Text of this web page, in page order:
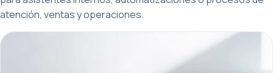
atención, ventas y operaciones.